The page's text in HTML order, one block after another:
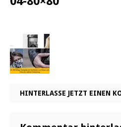
HINTERLASSE JETZT EINEN